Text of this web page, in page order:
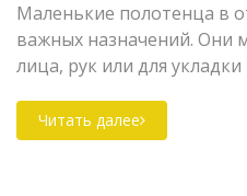
Маленькие полотенца в
важных назначений. Они
лица, рук или для укладки
о том, почему они важны
Также приводятся
Читать далее